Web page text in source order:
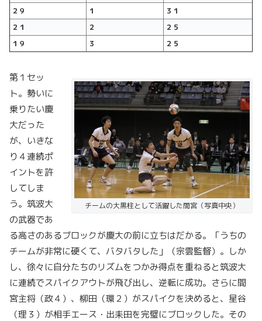
２９
１
３１
２１
２
２５
１９
３ ２５
チームの大黒柱として活躍した間宮（写真中央）
第１セッ
ト。勢いに
乗りたい慶
大だった
が、いきな
り４連続ポ
イントを許
してしま
う。筑波大
の武器であ
る高さのあるブロックが慶大の前に立ちはだかる。「うちの
チームが非常に硬くて、バタバタした」（宗雲監督）。しか
し、徐々に自分たちのリズムをつかみ得点を重ねると筑波大
に連続でスパイクアウトが飛び出し、逆転に成功。さらに間
宮主将（政４）、柳田（環２）がスパイクを決めると、星谷
（理３）が相手エース・出耒田を完璧にブロックした。その